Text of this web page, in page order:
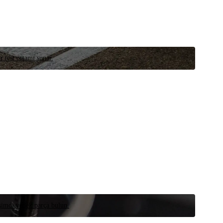
test ortamı sunar.
yedek parça bulun.